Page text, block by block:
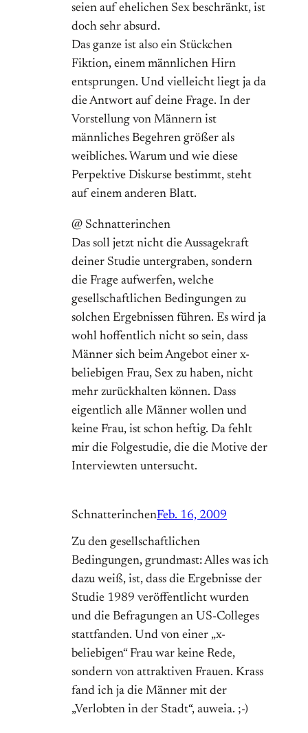
seien auf ehelichen Sex beschränkt, ist
doch sehr absurd.
Das ganze ist also ein Stückchen
Fiktion, einem männlichen Hirn
entsprungen. Und vielleicht liegt ja da
die Antwort auf deine Frage. In der
Vorstellung von Männern ist
männliches Begehren größer als
weibliches. Warum und wie diese
Perpektive Diskurse bestimmt, steht
auf einem anderen Blatt.
@ Schnatterinchen
Das soll jetzt nicht die Aussagekraft
deiner Studie untergraben, sondern
die Frage aufwerfen, welche
gesellschaftlichen Bedingungen zu
solchen Ergebnissen führen. Es wird ja
wohl hoffentlich nicht so sein, dass
Männer sich beim Angebot einer x-
beliebigen Frau, Sex zu haben, nicht
mehr zurückhalten können. Dass
eigentlich alle Männer wollen und
keine Frau, ist schon heftig. Da fehlt
mir die Folgestudie, die die Motive der
Interviewten untersucht.
SchnatterinchenFeb. 16, 2009
Zu den gesellschaftlichen
Bedingungen, grundmast: Alles was ich
dazu weiß, ist, dass die Ergebnisse der
Studie 1989 veröffentlicht wurden
und die Befragungen an US-Colleges
stattfanden. Und von einer „x-
beliebigen“ Frau war keine Rede,
sondern von attraktiven Frauen. Krass
fand ich ja die Männer mit der
„Verlobten in der Stadt“, auweia. ;-)